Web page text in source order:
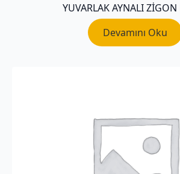
YUVARLAK AYNALI
Devamını Oku